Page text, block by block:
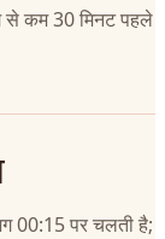
से कम 30 मिनट पहले
00:15 पर चलती है;